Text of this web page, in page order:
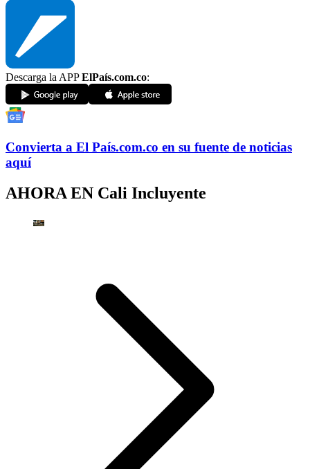
Descarga la APPElPaís.com.co:
Convierta a El País.com.co en su fuente de noticias
aquí
AHORA EN Cali Incluyente